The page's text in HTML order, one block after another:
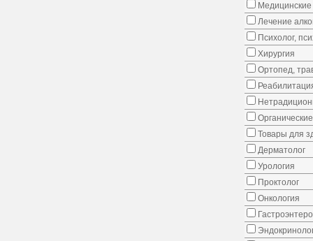
Медицинские
Лечение
Психолог,
Хирургия
Ортопед,
Товары для
Дерматолог
Урология
Проктолог
Онкология